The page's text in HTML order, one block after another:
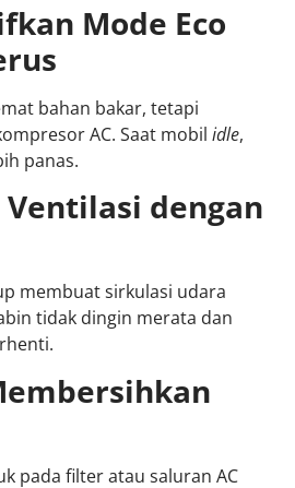
Mode Eco
bahan bakar, tetapi
AC. Saat mobil idle,
panas.
dengan
membuat sirkulasi udara
tidak dingin merata dan
pada filter atau saluran AC